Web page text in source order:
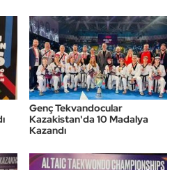
Genç Tekvandocular
Kazakistan'da 10 Madalya
Kazandı